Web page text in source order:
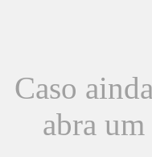
Caso
abra